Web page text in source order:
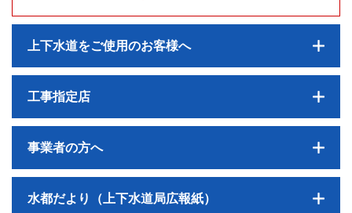
上下水道をご使用のお客様へ
工事指定店
事業者の方へ
水都だより（上下水道局広報紙）